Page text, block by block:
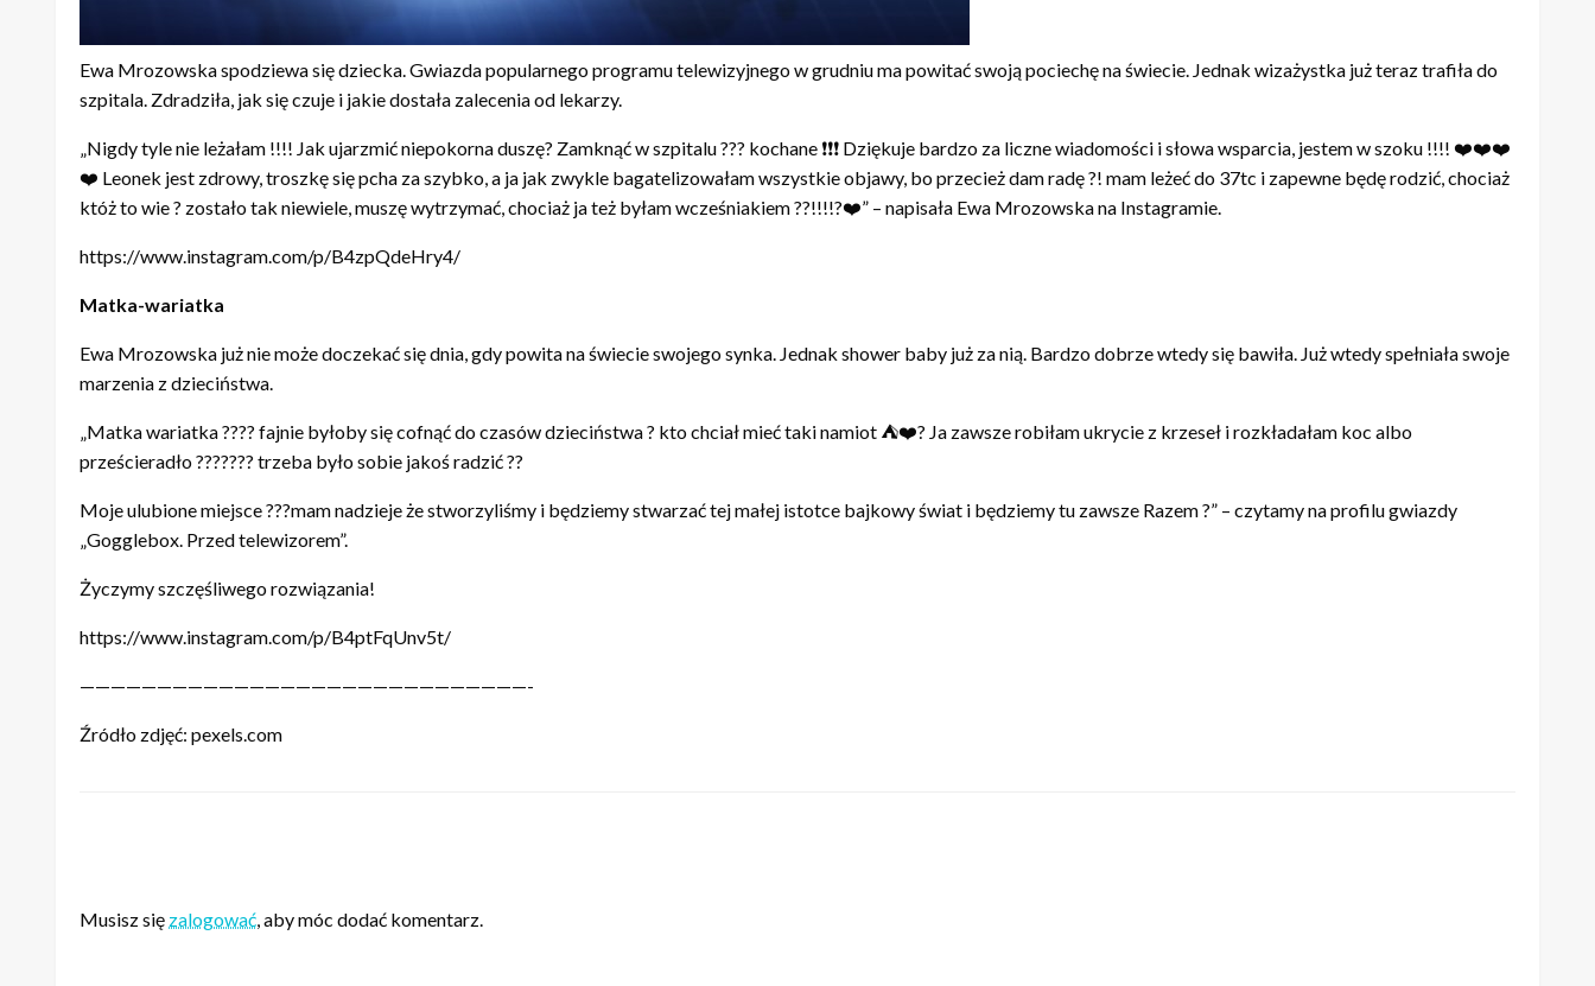
Ewa Mrozowska spodziewa się dziecka. Gwiazda popularnego programu telewizyjnego w grudniu ma powitać swoją pociechę na świecie. Jednak wizażystka już teraz trafiła do
szpitala. Zdradziła, jak się czuje i jakie dostała zalecenia od lekarzy.
„Nigdy tyle nie leżałam !!!! Jak ujarzmić niepokorna duszę? Zamknąć w szpitalu ??? kochane ❗️❗️❗️ Dziękuje bardzo za liczne wiadomości i słowa wsparcia, jestem w szoku !!!! ❤️❤️❤️
❤️ Leonek jest zdrowy, troszkę się pcha za szybko, a ja jak zwykle bagatelizowałam wszystkie objawy, bo przecież dam radę ?! mam leżeć do 37tc i zapewne będę rodzić, chociaż
któż to wie ? zostało tak niewiele, muszę wytrzymać, chociaż ja też byłam wcześniakiem ??!!!!?❤️” – napisała Ewa Mrozowska na Instagramie.
https://www.instagram.com/p/B4zpQdeHry4/
Matka-wariatka
Ewa Mrozowska już nie może doczekać się dnia, gdy powita na świecie swojego synka. Jednak shower baby już za nią. Bardzo dobrze wtedy się bawiła. Już wtedy spełniała swoje
marzenia z dzieciństwa.
„Matka wariatka ???? fajnie byłoby się cofnąć do czasów dzieciństwa ? kto chciał mieć taki namiot ⛺️❤️? Ja zawsze robiłam ukrycie z krzeseł i rozkładałam koc albo
prześcieradło ??????? trzeba było sobie jakoś radzić ??
Moje ulubione miejsce ???mam nadzieje że stworzyliśmy i będziemy stwarzać tej małej istotce bajkowy świat i będziemy tu zawsze Razem ?” – czytamy na profilu gwiazdy
„Gogglebox. Przed telewizorem”.
Życzymy szczęśliwego rozwiązania!
https://www.instagram.com/p/B4ptFqUnv5t/
—————————————————————————————-
Źródło zdjęć: pexels.com
Musisz się zalogować, aby móc dodać komentarz.